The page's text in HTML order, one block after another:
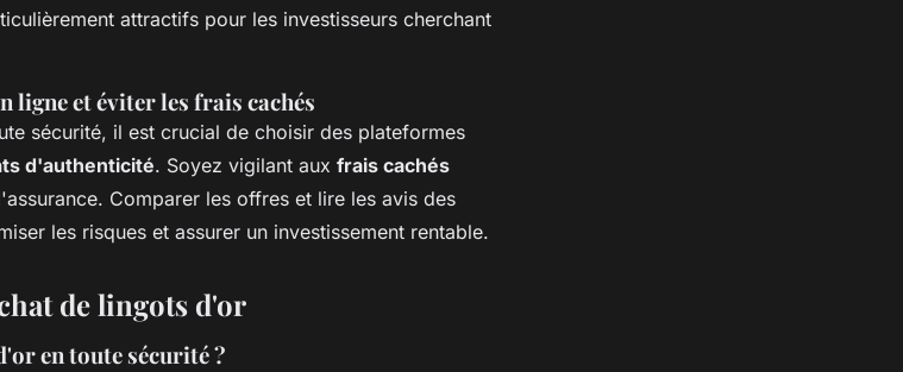
attractifs pour les investisseurs cherchant
ligne et éviter les frais cachés
sécurité, il est crucial de choisir des plateformes
d'authenticité. Soyez vigilant aux frais cachés
Comparer les offres et lire les avis des
les risques et assurer un investissement rentable.
de lingots d'or
en toute sécurité ?